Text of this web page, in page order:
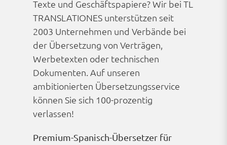
Texte und Geschäfts­papiere? Wir bei TL
TRANSLATIONES unterstützen seit
2003 Unternehmen und Verbände bei
der Übersetzung von Verträgen,
Werbetexten oder technischen
Dokumenten. Auf unseren
ambitionierten Übersetzungs­service
können Sie sich 100-prozentig
verlassen!
Premium-Spanisch-Übersetzer für